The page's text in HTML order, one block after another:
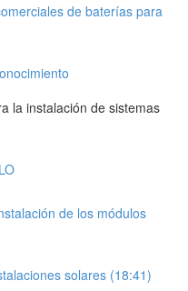
de baterías para
la instalación de sistemas
de los módulos
solares (18:41)